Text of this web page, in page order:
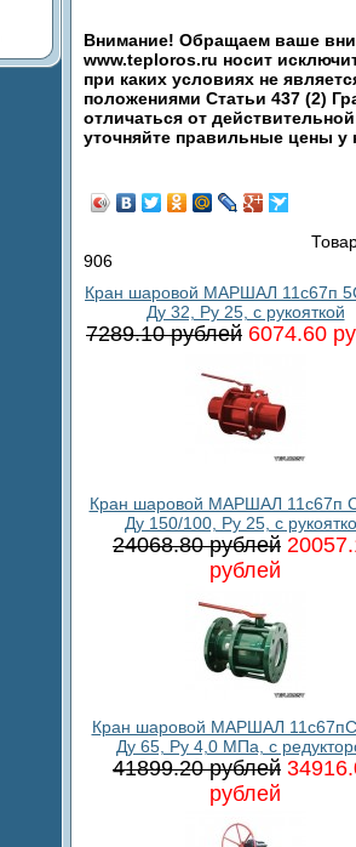
Внимание! Обращаем ваше
www.teploros.ru носит
при каких условиях не
положениями Статьи 437 (2)
отличаться от
уточняйте правильные цены
906
Кран шаровой МАРШАЛ 11с67п
Ду 32, Ру 25, с рукояткой
7289.10 рублей 6074.60
Кран шаровой МАРШАЛ 11с67п
Ду 150/100, Ру 25, с
24068.80 рублей
рублей
Кран шаровой МАРШАЛ
Ду 65, Ру 4,0 МПа, с
41899.20 рублей
рублей